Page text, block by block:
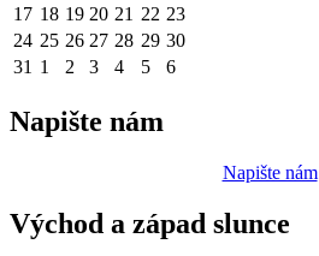
17 18 19 20 21 22 23
24 25 26 27 28 29 30
31 1 2 3 4 5 6
Napište nám
Napište nám
Východ a západ slunce